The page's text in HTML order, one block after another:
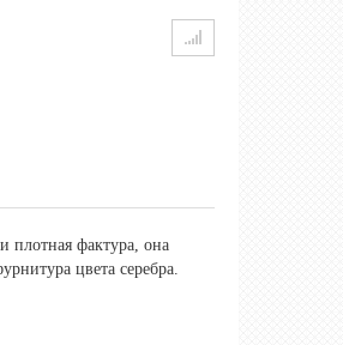
плотная фактура, она
цвета серебра.